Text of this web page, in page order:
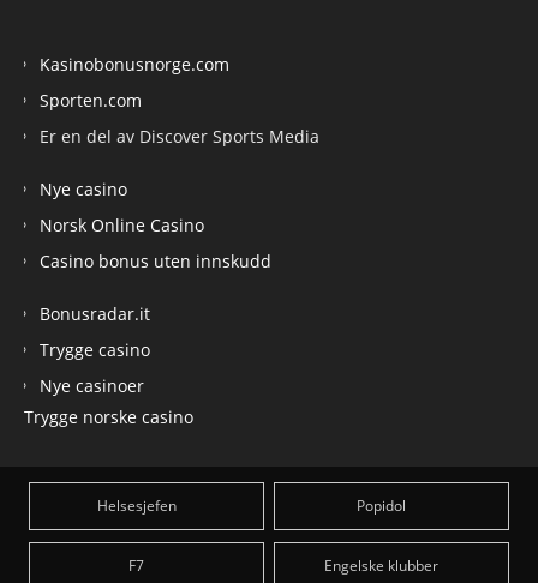
Kasinobonusnorge.com
Sporten.com
Er en del av Discover Sports Media
Nye casino
Norsk Online Casino
Casino bonus uten innskudd
Bonusradar.it
Trygge casino
Nye casinoer
Trygge norske casino
Helsesjefen Popidol
F7 Engelske klubber